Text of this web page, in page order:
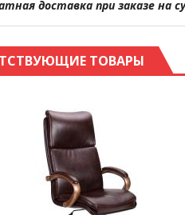
доставка при заказе на
ТОВАРЫ